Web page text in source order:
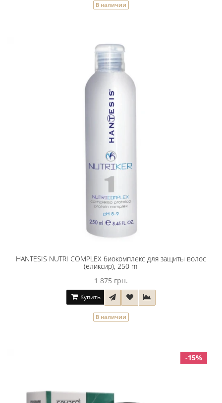
В наличии
HANTESIS NUTRI COMPLEX биокомплекс для защиты волос
(еликсир), 250 ml
1 875 грн.
Купить
В наличии
-15%